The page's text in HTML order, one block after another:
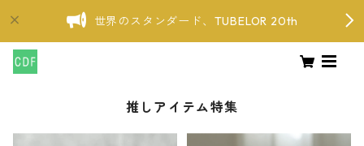
世界のスタンダード、TUBELOR 20th
推しアイテム特集